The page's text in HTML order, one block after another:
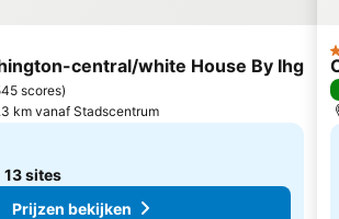
central/white House By Ihg
scores)
km vanaf Stadscentrum
13 sites
Prijzen bekijken